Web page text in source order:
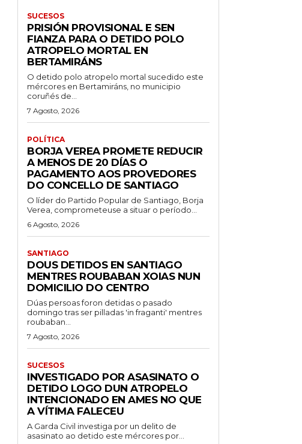
SUCESOS
PRISIÓN PROVISIONAL E SEN
FIANZA PARA O DETIDO POLO
ATROPELO MORTAL EN
BERTAMIRÁNS
O detido polo atropelo mortal sucedido este
mércores en Bertamiráns, no municipio
coruñés de...
7 Agosto, 2026
POLÍTICA
BORJA VEREA PROMETE REDUCIR
A MENOS DE 20 DÍAS O
PAGAMENTO AOS PROVEDORES
DO CONCELLO DE SANTIAGO
O líder do Partido Popular de Santiago, Borja
Verea, comprometeuse a situar o período...
6 Agosto, 2026
SANTIAGO
DOUS DETIDOS EN SANTIAGO
MENTRES ROUBABAN XOIAS NUN
DOMICILIO DO CENTRO
Dúas persoas foron detidas o pasado
domingo tras ser pilladas 'in fraganti' mentres
roubaban...
7 Agosto, 2026
SUCESOS
INVESTIGADO POR ASASINATO O
DETIDO LOGO DUN ATROPELO
INTENCIONADO EN AMES NO QUE
A VÍTIMA FALECEU
A Garda Civil investiga por un delito de
asasinato ao detido este mércores por...